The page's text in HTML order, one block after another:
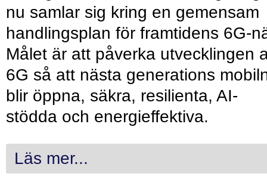
nu samlar sig kring en gemensam
handlingsplan för framtidens 6G-
Målet är att påverka utvecklingen
6G så att nästa generations
blir öppna, säkra, resilienta, AI-
stödda och energieffektiva.
Läs mer...